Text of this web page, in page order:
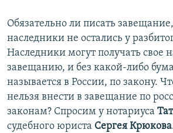
Обязательно ли писать
наследники не остались у
Наследники могут получать свое
завещанию, и без какой-либо
называется в России, по закону.
нельзя внести в завещание по
законам? Спросим у нотариуса
судебного юриста Сергея Крюкова